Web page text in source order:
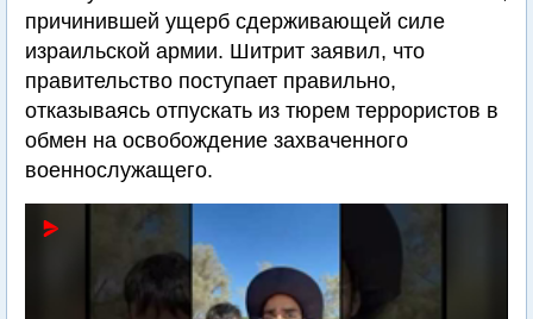
причинившей ущерб сдерживающей силе
израильской армии. Шитрит заявил, что
правительство поступает правильно,
отказываясь отпускать из тюрем террористов в
обмен на освобождение захваченного
военнослужащего.